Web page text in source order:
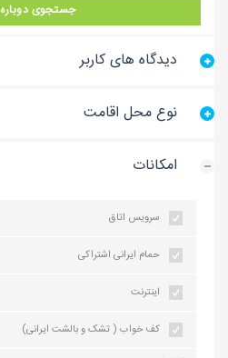
جستجوی دوباره
دیدگاه های کاربر
نوع محل اقامت
امکانات
سرویس اتاق
حمام ایرانی اشتراکی
اینترنت
کف خواب ( تشک و بالشت ایرانی)